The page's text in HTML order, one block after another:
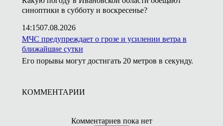
синоптики в субботу и воскресенье?
14:1507.08.2026
МЧС предупреждает о грозе и усилении ветра в
ближайшие сутки
Его порывы могут достигать 20 метров в секунду.
КОММЕНТАРИИ
Комментариев пока нет